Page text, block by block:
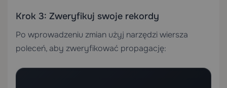
Krok 3: Zweryfikuj swoje rekordy
Po wprowadzeniu zmian użyj narzędzi wiersza
poleceń, aby zweryfikować propagację: